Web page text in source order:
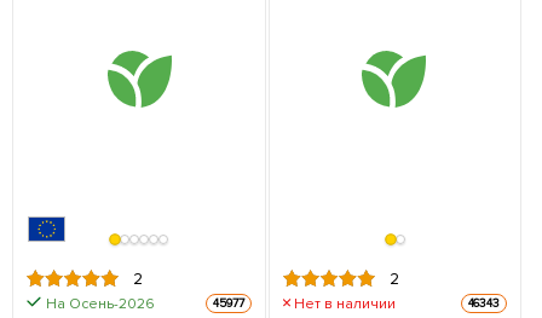
2
На Осень-2026 45977
2
Нет в наличии 46343